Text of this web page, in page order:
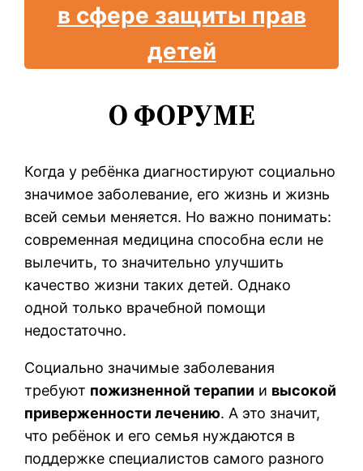
в сфере защиты прав
детей
О ФОРУМЕ
Когда у ребёнка диагностируют социально
значимое заболевание, его жизнь и жизнь
всей семьи меняется. Но важно понимать:
современная медицина способна если не
вылечить, то значительно улучшить
качество жизни таких детей. Однако
одной только врачебной помощи
недостаточно.
Социально значимые заболевания
требуют пожизненной терапии и высокой
приверженности лечению. А это значит,
что ребёнок и его семья нуждаются в
поддержке специалистов самого разного